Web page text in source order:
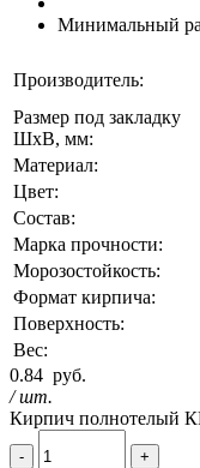
Минимальный
Производитель:
Размер под закладку
ШхВ, мм:
Материал:
Цвет:
Состав:
Марка прочности:
Морозостойкость:
Формат кирпича:
Поверхность:
Вес:
0.84 руб.
/ шт.
Кирпич полнотелый
- +